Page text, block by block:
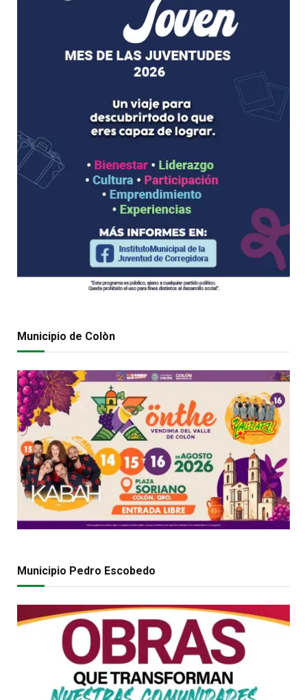
Municipio de Colòn
Municipio Pedro Escobedo